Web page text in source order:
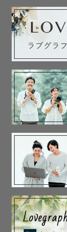
撮影当日を楽し
でご希望を丁寧
たいか」「使い
ことでもお聞か
ご希望の方は
も可能です。「
う方も、事前に
-------------🌿撮
写真は「今この
います。初めて
日常な撮影体験
未来に伝えた
一緒に、心に残
相談ください！